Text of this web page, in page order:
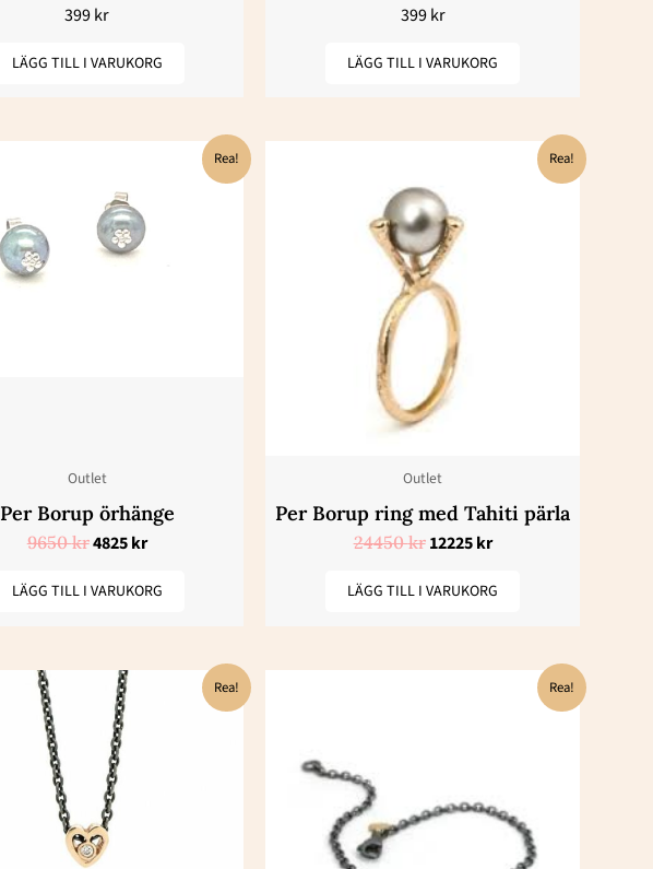
399kr
LÄGG TILL I VARUKORG
399kr
LÄGG TILL I VARUKORG
Rea!
Outlet
Per Borup örhänge
9650kr
priset
var:
9650 kr.
4825kr
nuvarande
4825 kr.
LÄGG TILL I VARUKORG
Rea!
Outlet
Per Borup ring med Tahiti pärla
24450kr
priset
var:
24450 kr.
12225kr
nuvarande
LÄGG TILL I VARUKORG
Rea!
ursprungliga
priset
var:
8450 kr.
nuvarande
Rea!
nuvarande